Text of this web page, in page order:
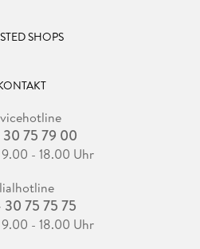
SHOPS
75 79 00
- 18.00 Uhr
75 75 75
- 18.00 Uhr